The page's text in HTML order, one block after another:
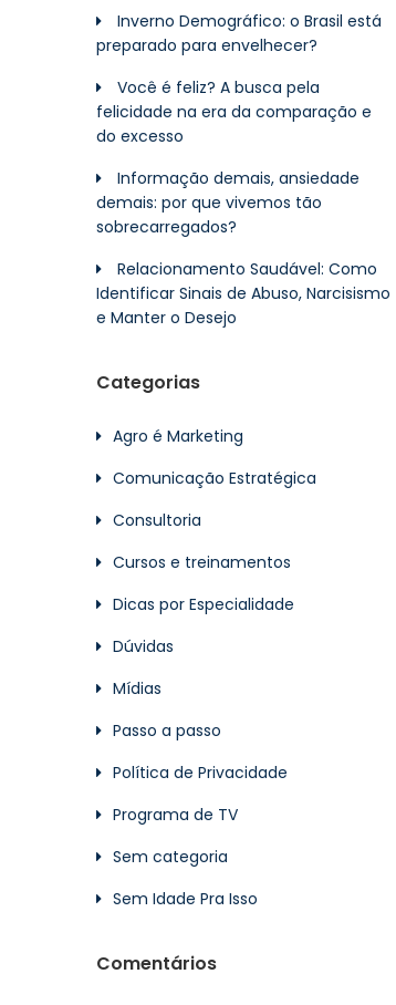
Inverno Demográfico: o Brasil está
preparado para envelhecer?
Você é feliz? A busca pela
felicidade na era da comparação e
do excesso
Informação demais, ansiedade
demais: por que vivemos tão
sobrecarregados?
Relacionamento Saudável: Como
Identificar Sinais de Abuso, Narcisismo
e Manter o Desejo
Categorias
Agro é Marketing
Comunicação Estratégica
Consultoria
Cursos e treinamentos
Dicas por Especialidade
Dúvidas
Mídias
Passo a passo
Política de Privacidade
Programa de TV
Sem categoria
Sem Idade Pra Isso
Comentários